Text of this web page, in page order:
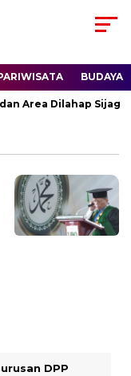
BUDAYA
Area Dilahap Sijago
DPP